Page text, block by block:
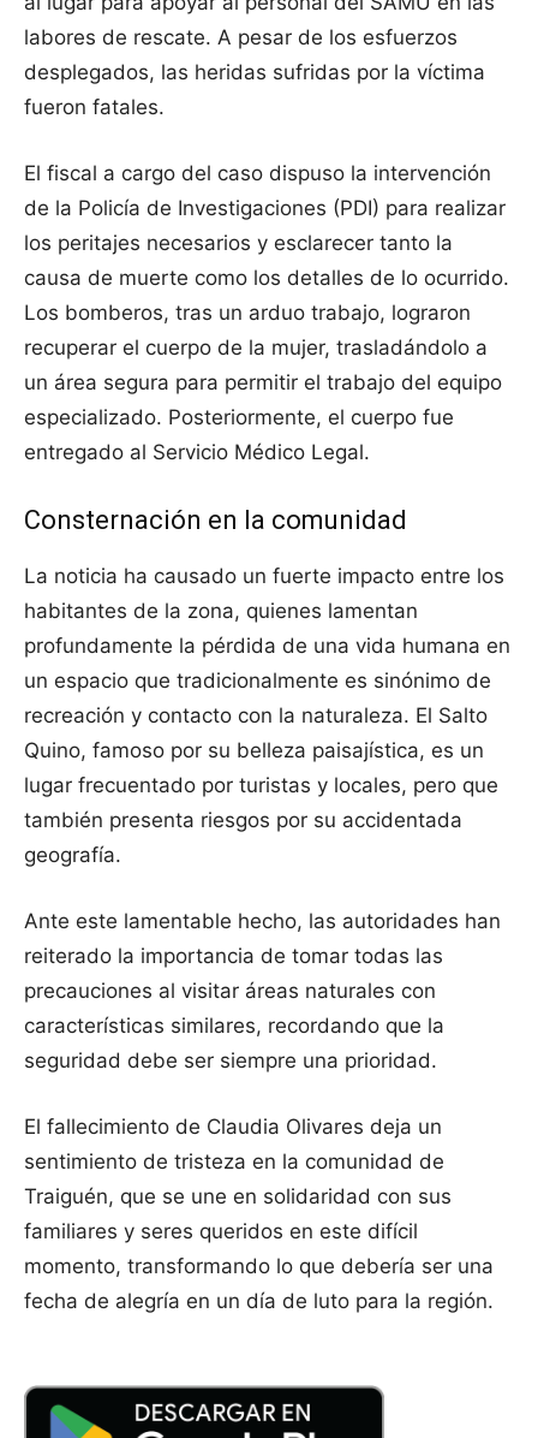
labores de rescate. A pesar de los esfuerzos
desplegados, las heridas sufridas por la víctima
fueron fatales.
El fiscal a cargo del caso dispuso la intervención
de la Policía de Investigaciones (PDI) para realizar
los peritajes necesarios y esclarecer tanto la
causa de muerte como los detalles de lo ocurrido.
Los bomberos, tras un arduo trabajo, lograron
recuperar el cuerpo de la mujer, trasladándolo a
un área segura para permitir el trabajo del equipo
especializado. Posteriormente, el cuerpo fue
entregado al Servicio Médico Legal.
Consternación en la comunidad
La noticia ha causado un fuerte impacto entre los
habitantes de la zona, quienes lamentan
profundamente la pérdida de una vida humana en
un espacio que tradicionalmente es sinónimo de
recreación y contacto con la naturaleza. El Salto
Quino, famoso por su belleza paisajística, es un
lugar frecuentado por turistas y locales, pero que
también presenta riesgos por su accidentada
geografía.
Ante este lamentable hecho, las autoridades han
reiterado la importancia de tomar todas las
precauciones al visitar áreas naturales con
características similares, recordando que la
seguridad debe ser siempre una prioridad.
El fallecimiento de Claudia Olivares deja un
sentimiento de tristeza en la comunidad de
Traiguén, que se une en solidaridad con sus
familiares y seres queridos en este difícil
momento, transformando lo que debería ser una
fecha de alegría en un día de luto para la región.